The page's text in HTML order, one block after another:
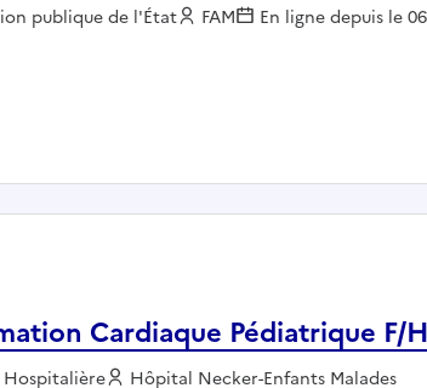
publique :
publique de l'État Employeur :
FAM En ligne depuis le
de mission coopération internationale
Cardiaque Pédiatrique F/
Employeur :
Hôpital Necker-Enfants Malades